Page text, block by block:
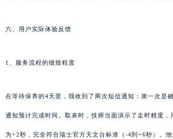
六、用户实际体验反馈
1、服务流程的细致程度
在等待保养的4天里，我收到了两次短信通知：第一次是
通知预计完成时间。取表时，技师当面演示了走时精度
为+2秒，完全符合瑞士官方天文台标准（-4到+6秒）。